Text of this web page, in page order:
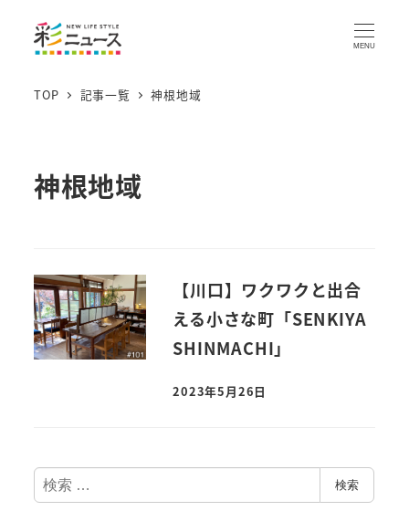
MENU
TOP 記事一覧 神根地域
神根地域
【川口】ワクワクと出合
える小さな町「SENKIYA
SHINMACHI」
2023年5月26日
検
索
検索